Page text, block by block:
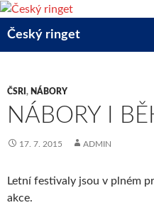
Přejít
obsahu
Český ringet
Hledat
ČSRI , NÁBORY
NÁBORY I
17. 7. 2015 ADMIN
Letní festivaly jsou v plném
akce.